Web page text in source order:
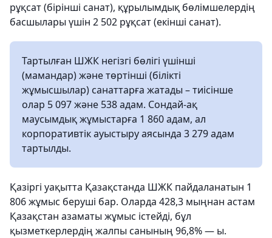
рұқсат (бірінші санат), құрылымдық бөлімшелердің
басшылары үшін 2 502 рұқсат (екінші санат).
Тартылған ШЖК негізгі бөлігі үшінші
(мамандар) және төртінші (білікті
жұмысшылар) санаттарға жатады – тиісінше
олар 5 097 және 538 адам. Сондай-ақ
маусымдық жұмыстарға 1 860 адам, ал
корпоративтік ауыстыру аясында 3 279 адам
тартылды.
Қазіргі уақытта Қазақстанда ШЖК пайдаланатын 1
806 жұмыс беруші бар. Оларда 428,3 мыңнан астам
Қазақстан азаматы жұмыс істейді, бұл
қызметкерлердің жалпы санының 96,8% — ы.